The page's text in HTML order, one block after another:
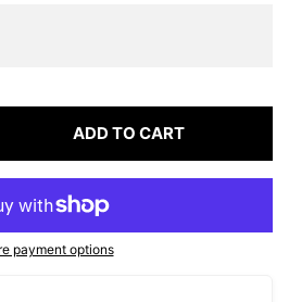
ADD TO CART
payment options